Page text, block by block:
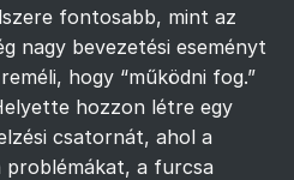
fontosabb, mint az
nagy bevezetési eseményt
hogy “működni fog.”
hozzon létre egy
csatornát, ahol a
problémákat, a furcsa